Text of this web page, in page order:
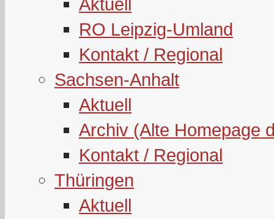
RO Leipzig-Umland
Kontakt / Regional
Sachsen-Anhalt
Aktuell
Archiv (Alte Homepage
Kontakt / Regional
Thüringen
Aktuell